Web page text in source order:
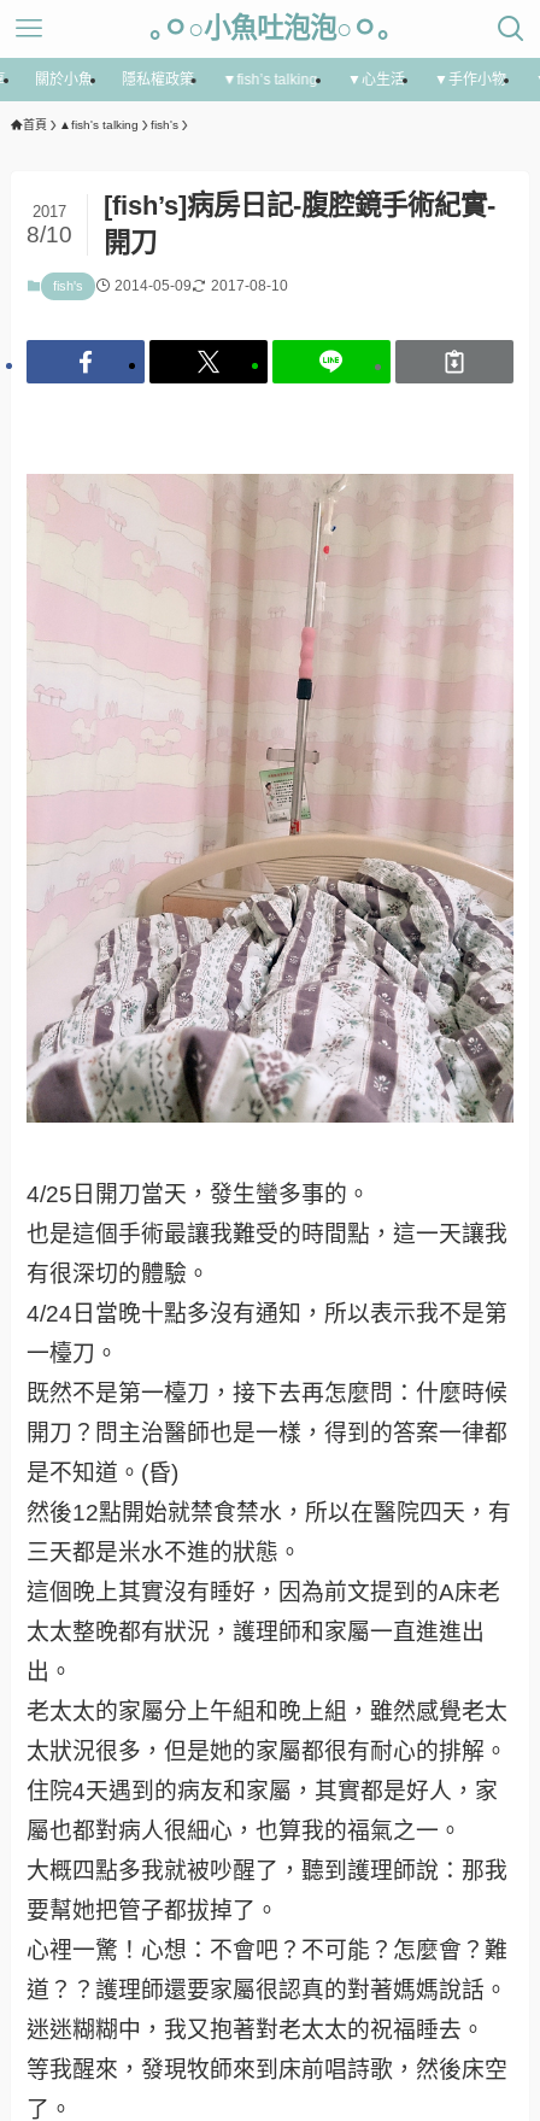
｡ㅇ○小魚吐泡泡○ㅇ｡
關於小魚 隱私權政策 ▼fish’s talking ▼心生活 ▼手作小物
首頁 ▲fish's talking fish's
[fish’s]病房日記-腹腔鏡手術紀實-
開刀
2017
8/10
fish's 2014-05-09 2017-08-10
4/25日開刀當天，發生蠻多事的。
也是這個手術最讓我難受的時間點，這一天讓我
有很深切的體驗。
4/24日當晚十點多沒有通知，所以表示我不是第
一檯刀。
既然不是第一檯刀，接下去再怎麼問：什麼時候
開刀？問主治醫師也是一樣，得到的答案一律都
是不知道。(昏)
然後12點開始就禁食禁水，所以在醫院四天，有
三天都是米水不進的狀態。
這個晚上其實沒有睡好，因為前文提到的A床老
太太整晚都有狀況，護理師和家屬一直進進出
出。
老太太的家屬分上午組和晚上組，雖然感覺老太
太狀況很多，但是她的家屬都很有耐心的排解。
住院4天遇到的病友和家屬，其實都是好人，家
屬也都對病人很細心，也算我的福氣之一。
大概四點多我就被吵醒了，聽到護理師說：那我
要幫她把管子都拔掉了。
心裡一驚！心想：不會吧？不可能？怎麼會？難
道？？護理師還要家屬很認真的對著媽媽說話。
迷迷糊糊中，我又抱著對老太太的祝福睡去。
等我醒來，發現牧師來到床前唱詩歌，然後床空
了。